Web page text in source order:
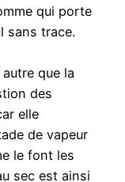
qui porte
sans trace.
que la
des
elle
de vapeur
le font les
sec est ainsi